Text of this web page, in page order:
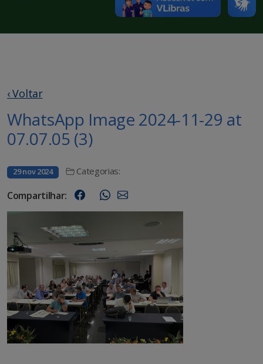
‹ Voltar
WhatsApp Image 2024-11-29 at
07.07.05 (3)
29 nov 2024 Categorias:
Compartilhar: